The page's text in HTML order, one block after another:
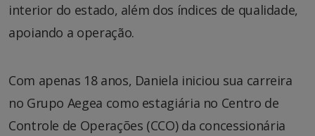
interior do estado, além dos índices de qualidade,
apoiando a operação.
Com apenas 18 anos, Daniela iniciou sua carreira
no Grupo Aegea como estagiária no Centro de
Controle de Operações (CCO) da concessionária